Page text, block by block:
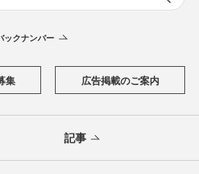
ックナンバー
集 広告掲載のご案内
記事